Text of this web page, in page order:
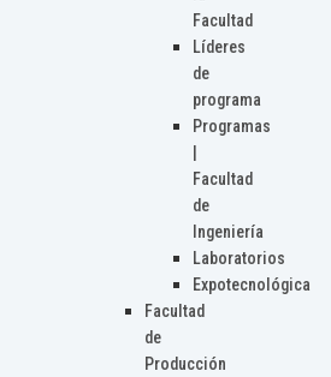
Facultad
Líderes
de
programa
Programas
Facultad
de
Ingeniería
Laboratorios
Expotecnológica
Facultad
de
Producción